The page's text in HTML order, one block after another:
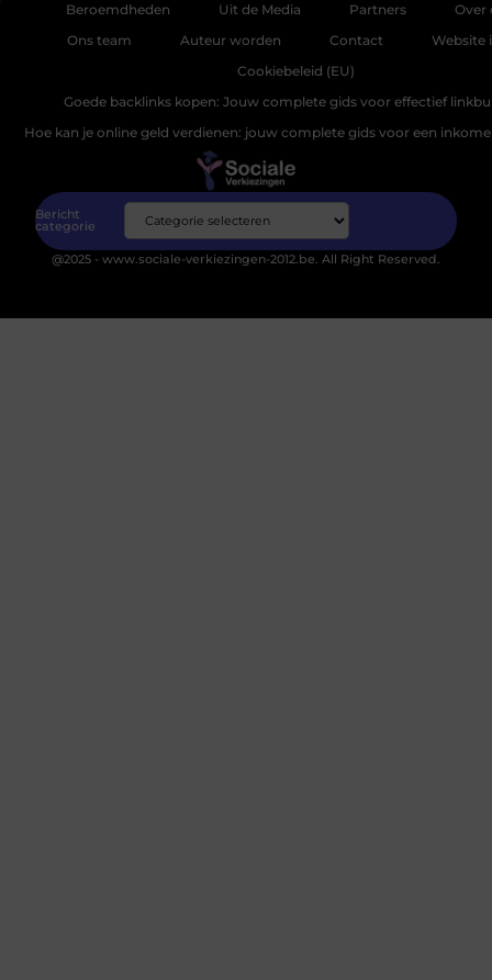
Beroemdheden Uit de Media Partners
Over
Ons team
Auteur worden Contact
Website
Cookiebeleid (EU)
Goede backlinks kopen: Jouw complete gids voor effectief
Hoe kan je online geld verdienen: jouw complete gids voor een
Bericht
categorie
@2025 - www.sociale-verkiezingen-2012.be. All Right Reserved.